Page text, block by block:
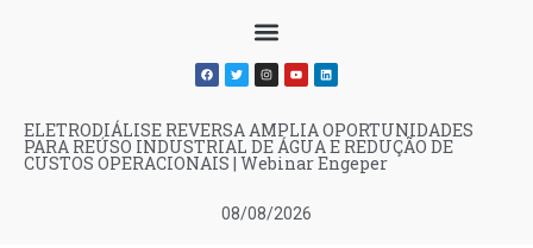
08/08/2026
ELETRODIÁLISE REVERSA AMPLIA OPORTUNIDADES
PARA REÚSO INDUSTRIAL DE ÁGUA E REDUÇÃO DE
CUSTOS OPERACIONAIS | Webinar Engeper